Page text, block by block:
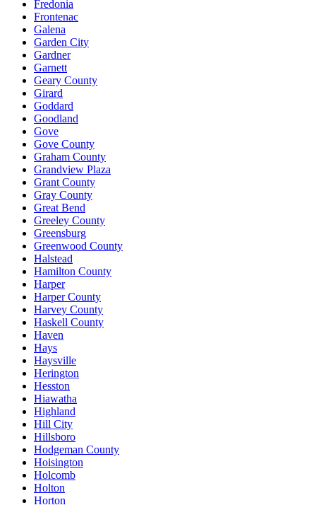
Fredonia
Frontenac
Galena
Garden City
Gardner
Garnett
Geary County
Girard
Goddard
Goodland
Gove
Gove County
Graham County
Grandview Plaza
Grant County
Gray County
Great Bend
Greeley County
Greensburg
Greenwood County
Halstead
Hamilton County
Harper
Harper County
Harvey County
Haskell County
Haven
Hays
Haysville
Herington
Hesston
Hiawatha
Highland
Hill City
Hillsboro
Hodgeman County
Hoisington
Holcomb
Holton
Horton